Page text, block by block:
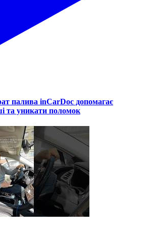
палива inCarDoc допомагає
та уникати поломок